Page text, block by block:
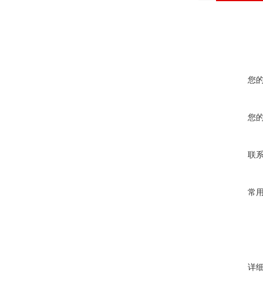
您
您
联
常
详